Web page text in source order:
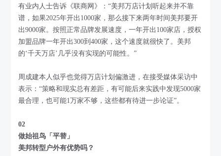
有业内人士告诉《联商网》：“美邦万店计划听起来并不靠
谱，如果2025年开出1000家，那么接下来两年时间美邦要开
出9000家。按照正常品牌发展速度，一年开出100家店，授权
加盟品牌一年开出300到400家，这个速度就很快了。美邦
的‘千天万店’几乎没有实现的可能性。”
周成建本人似乎也觉得万店计划偏激进，在接受媒体采访中
表示：“策略和现实总有差距，有可能后来实践中发现5000家
最合理，也可能1万家不够，这些都有待进一步论证”。
02
做始祖鸟「平替」
美邦转型户外有优势吗？